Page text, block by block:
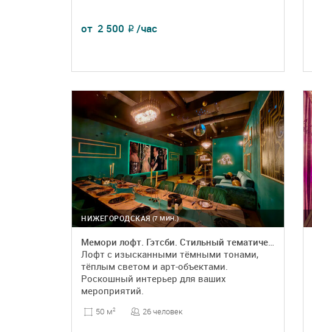
от 2 500 ₽ /час
(7 МИН.)
НИЖЕГОРОДСКАЯ
Мемори лофт. Гэтсби. Стильный тематический лофт в черно-золотых цветах
Лофт с изысканными тёмными тонами,
тёплым светом и арт-объектами.
Роскошный интерьер для ваших
мероприятий.
50 м2 26 человек